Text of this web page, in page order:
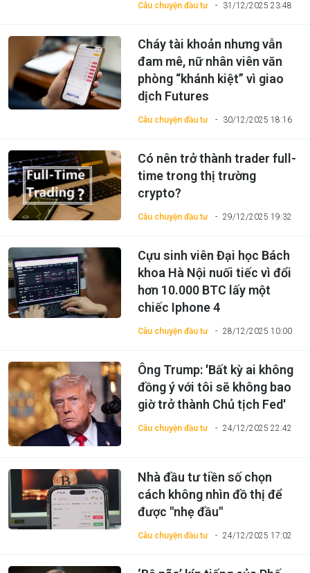
Câu chuyện đầu tư 31/12/2025 23:48
Câu chuyện đầu tư 30/12/2025 18:16
Cháy tài khoản nhưng vẫn
đam mê, nữ nhân viên văn
phòng “khánh kiệt” vì giao
dịch Futures
Câu chuyện đầu tư 29/12/2025 19:32
Có nên trở thành trader full-
time trong thị trường
crypto?
Câu chuyện đầu tư 28/12/2025 10:00
Cựu sinh viên Đại học Bách
khoa Hà Nội nuối tiếc vì đổi
hơn 10.000 BTC lấy một
chiếc Iphone 4
Câu chuyện đầu tư 24/12/2025 22:42
Ông Trump: 'Bất kỳ ai không
đồng ý với tôi sẽ không bao
giờ trở thành Chủ tịch Fed'
Câu chuyện đầu tư 24/12/2025 17:02
Nhà đầu tư tiền số chọn
cách không nhìn đồ thị để
được "nhẹ đầu"